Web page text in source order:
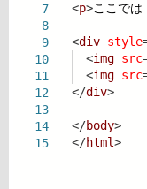
7
8
9
10
11
12
13
14
15
<p>ここで
<div style
<img src
<img src
</div>
</body>
</html>